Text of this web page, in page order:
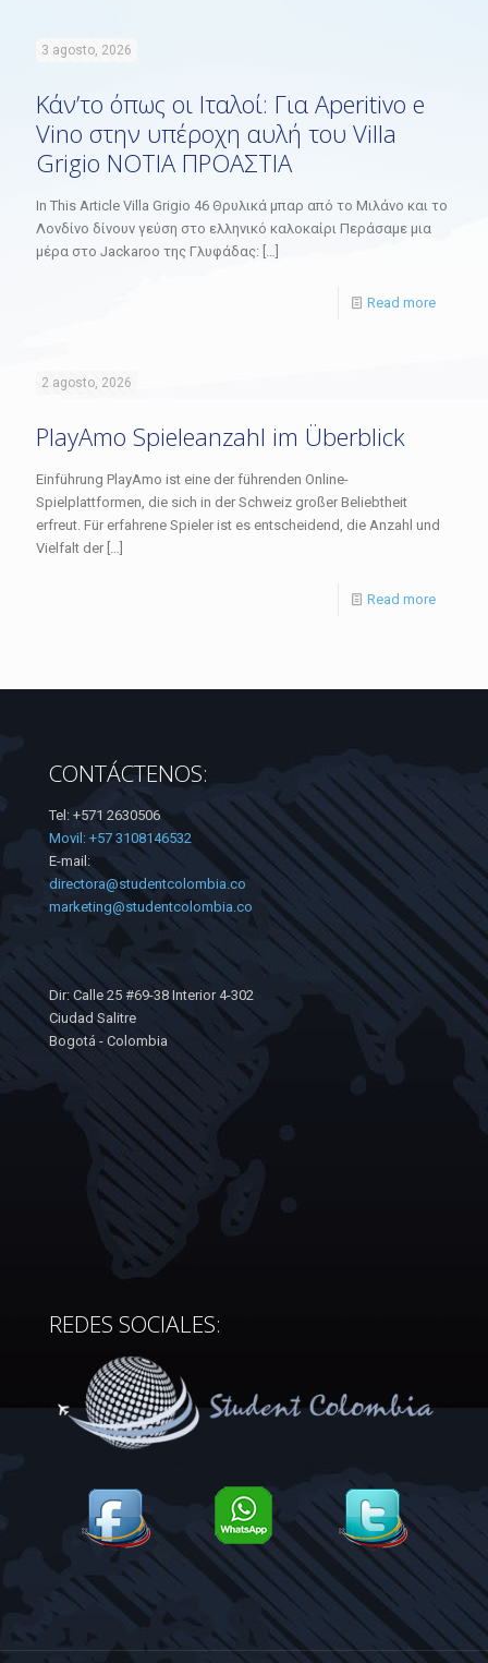
3 agosto, 2026
Κάν’το όπως οι Ιταλοί: Για Aperitivo e
Vino στην υπέροχη αυλή του Villa
Grigio ΝΟΤΙΑ ΠΡΟΑΣΤΙΑ
In This Article Villa Grigio 46 Θρυλικά μπαρ από το Μιλάνο και το
Λονδίνο δίνουν γεύση στο ελληνικό καλοκαίρι Περάσαμε μια
μέρα στο Jackaroo της Γλυφάδας: […]
Read more
2 agosto, 2026
PlayAmo Spieleanzahl im Überblick
Einführung PlayAmo ist eine der führenden Online-
Spielplattformen, die sich in der Schweiz großer Beliebtheit
erfreut. Für erfahrene Spieler ist es entscheidend, die Anzahl und
Vielfalt der […]
Read more
CONTÁCTENOS:
Tel: +571 2630506
Movil: +57 3108146532
E-mail:
directora@studentcolombia.co
marketing@studentcolombia.co
Dir: Calle 25 #69-38 Interior 4-302
Ciudad Salitre
Bogotá - Colombia
REDES SOCIALES: